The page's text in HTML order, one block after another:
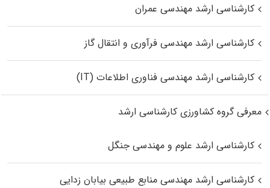
کارشناسی ارشد مهندسی عمران
کارشناسی ارشد مهندسی فرآوری و انتقال گاز
کارشناسی ارشد مهندسی فناوری اطلاعات (IT)
معرفی گروه کشاورزی کارشناسی ارشد
کارشناسی ارشد علوم و مهندسی جنگل
کارشناسی ارشد مهندسی منابع طبیعی بیابان زدایی